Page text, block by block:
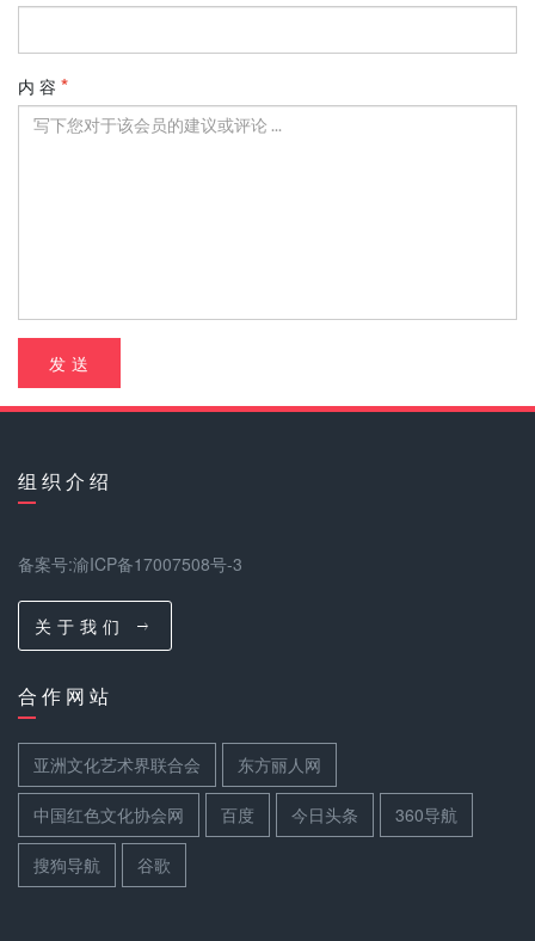
内 容
发 送
组 织 介 绍
备案号:渝ICP备17007508号-3
关 于 我 们
合 作 网 站
亚洲文化艺术界联合会 东方丽人网
中国红色文化协会网 百度 今日头条 360导航
搜狗导航 谷歌